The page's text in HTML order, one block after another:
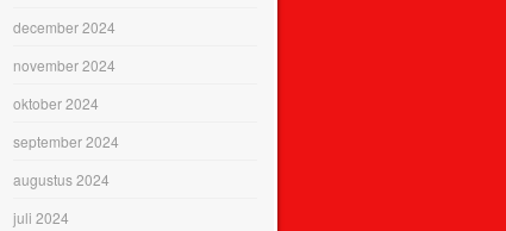
december 2024
november 2024
oktober 2024
september 2024
augustus 2024
juli 2024